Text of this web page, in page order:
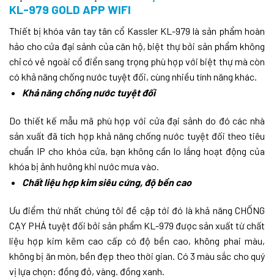
KL-979 GOLD APP WIFI
Thiết bị khóa vân tay tân cổ Kassler KL-979 là sản phẩm hoàn
hảo cho cửa đại sảnh của căn hộ, biệt thự bởi sản phẩm không
chỉ có vẻ ngoài cổ điển sang trọng phù hợp với biệt thự mà còn
có khả năng chống nước tuyệt đối, cùng nhiều tính năng khác.
Khả năng chống nước tuyệt đối
Do thiết kế mẫu mã phù hợp với cửa đại sảnh do đó các nhà
sản xuất đã tích hợp khả năng chống nước tuyệt đối theo tiêu
chuẩn IP cho khóa cửa, bạn không cần lo lắng hoạt động của
khóa bị ảnh hưởng khi nước mưa vào.
Chất liệu hợp kim siêu cứng, độ bền cao
Ưu điểm thứ nhất chúng tôi đề cập tới đó là khả năng CHỐNG
CẠY PHÁ tuyệt đối bởi sản phẩm KL-979 được sản xuất từ chất
liệu hợp kim kẽm cao cấp có độ bền cao, không phai màu,
không bị ăn mòn, bền đẹp theo thời gian. Có 3 màu sắc cho quý
vị lựa chọn: đồng đỏ, vàng. đồng xanh.